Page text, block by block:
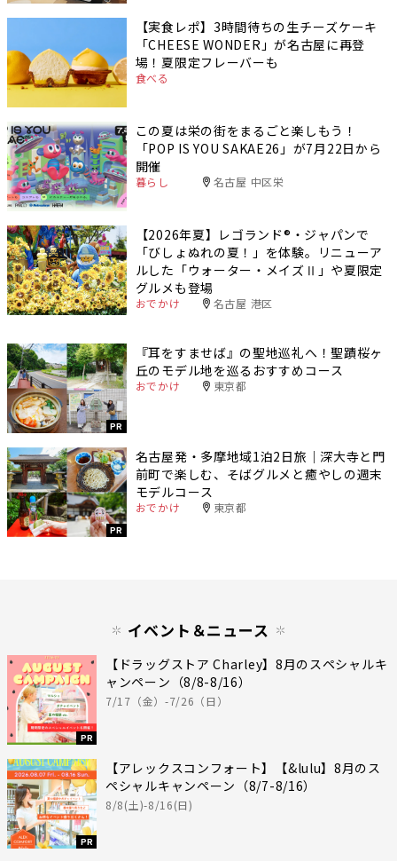
【実食レポ】3時間待ちの生チーズケーキ
「CHEESE WONDER」が名古屋に再登
場！夏限定フレーバーも
食べる
この夏は栄の街をまるごと楽しもう！
「POP IS YOU SAKAE26」が7月22日から
開催
暮らし 名古屋 中区栄
【2026年夏】レゴランド®・ジャパンで
「びしょぬれの夏！」を体験。リニューア
ルした「ウォーター・メイズⅡ」や夏限定
グルメも登場
おでかけ 名古屋 港区
PR
『耳をすませば』の聖地巡礼へ！聖蹟桜ヶ
丘のモデル地を巡るおすすめコース
おでかけ 東京都
PR
名古屋発・多摩地域1泊2日旅｜深大寺と門
前町で楽しむ、そばグルメと癒やしの週末
モデルコース
おでかけ 東京都
イベント＆ニュース
PR
【ドラッグストア Charley】8月のスペシャルキ
ャンペーン（8/8-8/16）
7/17（金）-7/26（日）
PR
【アレックスコンフォート】【&lulu】8月のス
ペシャルキャンペーン（8/7-8/16）
8/8(土)-8/16(日)